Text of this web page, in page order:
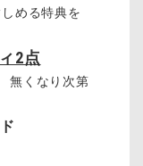
める特典を
2点
無くなり次第